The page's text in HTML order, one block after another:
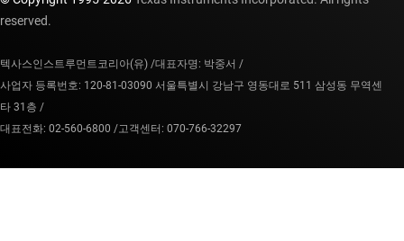
reserved.
텍사스인스트루먼트코리아(유) /대표자명: 박중서 /
사업자 등록번호: 120-81-03090 서울특별시 강남구 영동대로 511 삼성동 무역센
타 31층 /
대표전화: 02-560-6800 /고객센터: 070-766-32297